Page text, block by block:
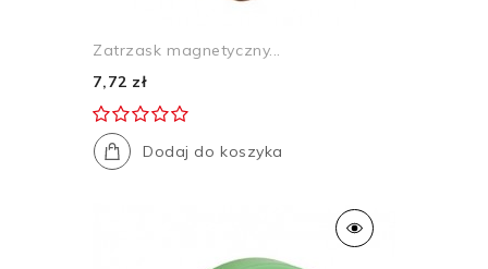
Zatrzask magnetyczny...
7,72 zł
Dodaj do koszyka